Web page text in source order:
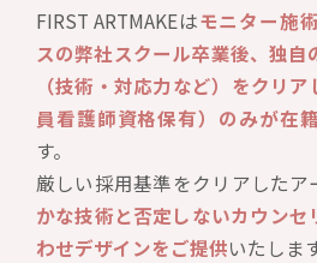
FIRST ARTMAKEはモニター施
スの弊社スクール卒業後、独自
（技術・対応力など）をクリ
員看護師資格保有）のみが在籍
す。
厳しい採用基準をクリアしたア
かな技術と否定しないカウン
わせデザインをご提供いたしま